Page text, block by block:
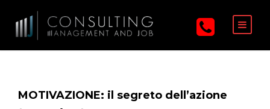
MOTIVAZIONE: il segreto dell’azione